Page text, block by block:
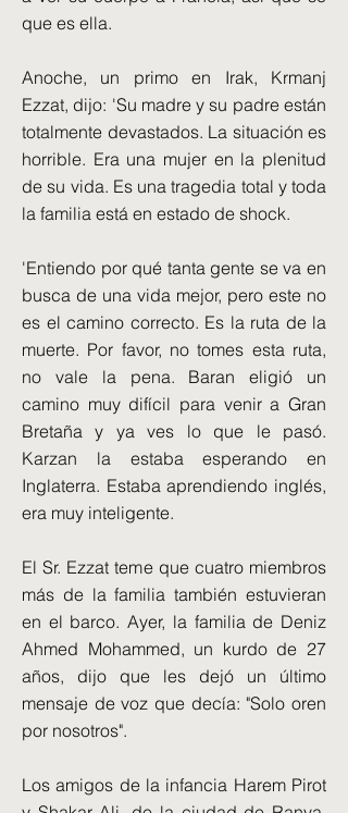
que es ella.
Anoche, un primo en Irak, Krmanj
Ezzat, dijo: 'Su madre y su padre están
totalmente devastados. La situación es
horrible. Era una mujer en la plenitud
de su vida. Es una tragedia total y toda
la familia está en estado de shock.
'Entiendo por qué tanta gente se va en
busca de una vida mejor, pero este no
es el camino correcto. Es la ruta de la
muerte. Por favor, no tomes esta ruta,
no vale la pena. Baran eligió un
camino muy difícil para venir a Gran
Bretaña y ya ves lo que le pasó.
Karzan la estaba esperando en
Inglaterra. Estaba aprendiendo inglés,
era muy inteligente.
El Sr. Ezzat teme que cuatro miembros
más de la familia también estuvieran
en el barco. Ayer, la familia de Deniz
Ahmed Mohammed, un kurdo de 27
años, dijo que les dejó un último
mensaje de voz que decía: "Solo oren
por nosotros".
Los amigos de la infancia Harem Pirot